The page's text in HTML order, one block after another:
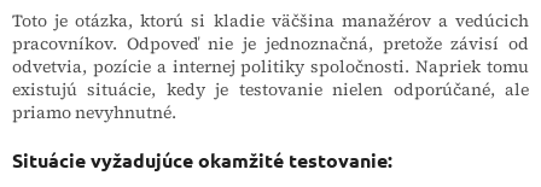
Toto je otázka, ktorú si kladie väčšina manažérov a vedúcich
pracovníkov. Odpoveď nie je jednoznačná, pretože závisí od
odvetvia, pozície a internej politiky spoločnosti. Napriek tomu
existujú situácie, kedy je testovanie nielen odporúčané, ale
priamo nevyhnutné.
Situácie vyžadujúce okamžité testovanie: